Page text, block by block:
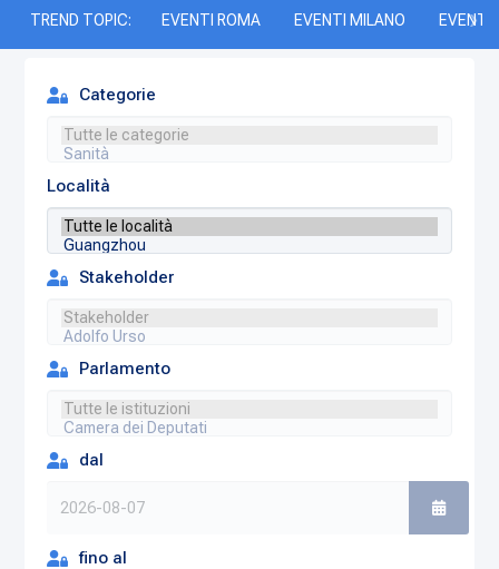
TREND TOPIC: EVENTI ROMA EVENTI MILANO EVENTI
Categorie
Località
Stakeholder
Parlamento
dal
fino al